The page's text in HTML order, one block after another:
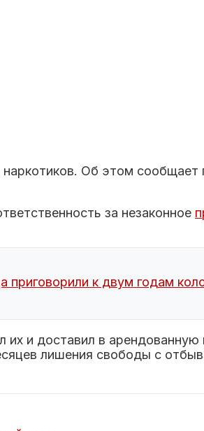
Об этом сообщает
за незаконное
приговорили к двум годам
их и доставил в арендованную
лишения свободы с